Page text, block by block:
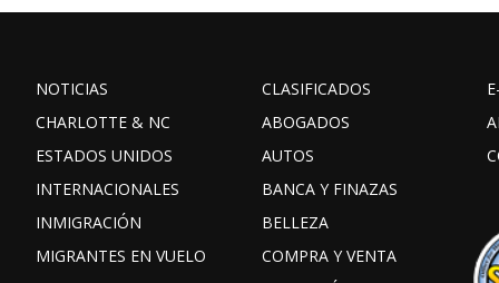
NOTICIAS
CHARLOTTE & NC
ESTADOS UNIDOS
INTERNACIONALES
INMIGRACIÓN
MIGRANTES EN VUELO
CLASIFICADOS
ABOGADOS
AUTOS
BANCA Y FINAZAS
BELLEZA
COMPRA Y VENTA